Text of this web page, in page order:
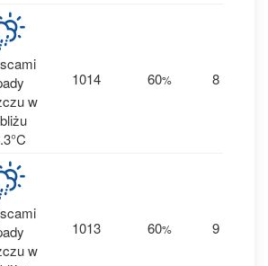
w
1014 60% 8
w
1013 60% 9